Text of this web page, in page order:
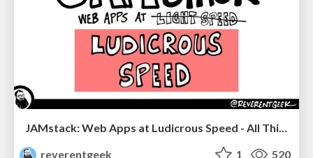
JAMstack: Web Apps at Ludicrous Speed - All Things Open 2022
reverentgeek
1 520